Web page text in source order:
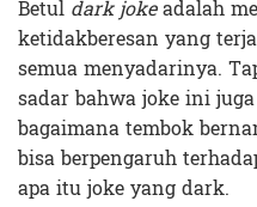
Betul dark jokeadalah
ketidakberesan yang
semua menyadarinya.
sadar bahwa joke ini
bagaimana tembok
bisa berpengaruh
apa itu joke yang dark.